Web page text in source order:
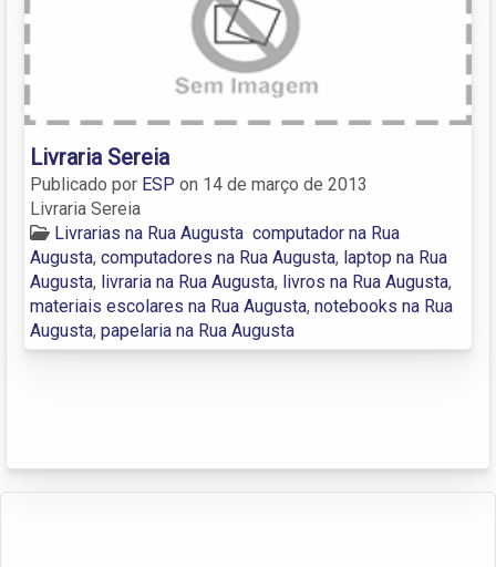
Livraria Sereia
Publicado por ESP on 14 de março de 2013
Livraria Sereia
Livrarias na Rua Augusta computador na Rua
Augusta, computadores na Rua Augusta, laptop na Rua
Augusta, livraria na Rua Augusta, livros na Rua Augusta,
materiais escolares na Rua Augusta, notebooks na Rua
Augusta, papelaria na Rua Augusta